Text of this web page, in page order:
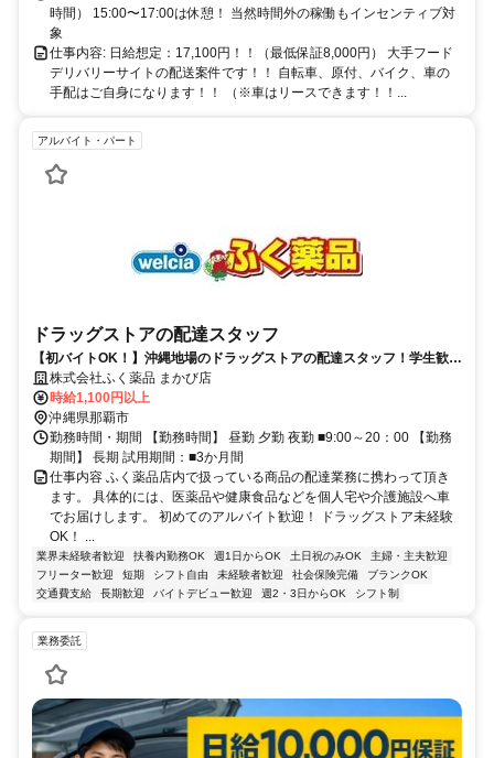
時間） 15:00〜17:00は休憩！ 当然時間外の稼働もインセンティブ対
象
仕事内容: 日給想定：17,100円！！（最低保証8,000円） 大手フード
デリバリーサイトの配送案件です！！ 自転車、原付、バイク、車の
手配はご自身になります！！ （※車はリースできます！！...
アルバイト・パート
ドラッグストアの配達スタッフ
【初バイトOK！】沖縄地場のドラッグストアの配達スタッフ！学生歓
迎！主婦(主夫)活躍！
株式会社ふく薬品 まかび店
時給1,100円以上
沖縄県那覇市
勤務時間・期間 【勤務時間】 昼勤 夕勤 夜勤 ■9:00～20：00 【勤務
期間】 長期 試用期間：■3か月間
仕事内容 ふく薬品店内で扱っている商品の配達業務に携わって頂き
ます。 具体的には、医薬品や健康食品などを個人宅や介護施設へ車
でお届けします。 初めてのアルバイト歓迎！ ドラッグストア未経験
OK！ ...
業界未経験者歓迎 扶養内勤務OK 週1日からOK 土日祝のみOK
主婦・主夫歓迎
フリーター歓迎
短期 シフト自由 未経験者歓迎 社会保険完備
ブランクOK
交通費支給
長期歓迎 バイトデビュー歓迎 週2・3日からOK シフト制
業務委託